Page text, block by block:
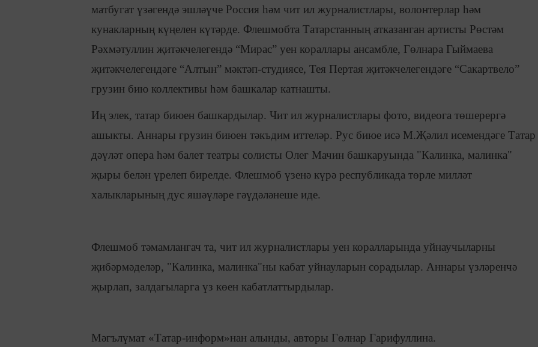
матбугат үзәгендә эшләүче Россия һәм чит ил журналистлары, волонтерлар һәм
кунакларның күңелен күтәрде. Флешмобта Татарстанның атказанган артисты Рөстәм
Рәхмәтуллин җитәкчелегендә “Мирас” уен кораллары ансамбле, Гөлнара Гыймаева
җитәкчелегендәге “Алтын” мәктәп-студиясе, Тея Пертая җитәкчелегендәге “Сакартвело”
грузин бию коллективы һәм башкалар катнашты.
Иң элек, татар биюен башкардылар. Чит ил журналистлары фото, видеога төшерергә
ашыкты. Аннары грузин биюен тәкъдим иттеләр. Рус биюе исә М.Җәлил исемендәге Татар
дәүләт опера һәм балет театры солисты Олег Мачин башкаруында "Калинка, малинка"
җыры белән үрелеп бирелде. Флешмоб үзенә күрә республикада төрле милләт
халыкларының дус яшәүләре гәүдәләнеше иде.
Флешмоб тәмамлангач та, чит ил журналистлары уен коралларында уйнаучыларны
җибәрмәделәр, "Калинка, малинка"ны кабат уйнауларын сорадылар. Аннары үзләренчә
җырлап, залдагыларга үз көен кабатлаттырдылар.
Мәгълүмат «Татар-информ»нан алынды, авторы Гөлнар Гарифуллина.